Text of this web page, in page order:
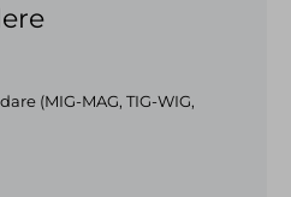
(MIG-MAG, TIG-WIG,